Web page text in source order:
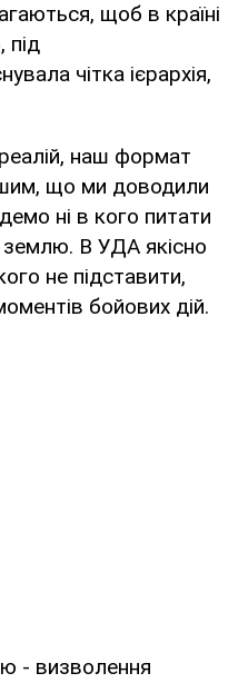
щоб в країні
під
чітка ієрархія,
наш формат
що ми доводили
ні в кого питати
В УДА якісно
не підставити,
бойових дій.
- визволення